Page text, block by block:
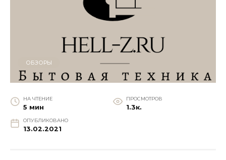
ОБЗОРЫ
НА ЧТЕНИЕ
5 мин
ПРОСМОТРОВ
1.3к.
ОПУБЛИКОВАНО
13.02.2021